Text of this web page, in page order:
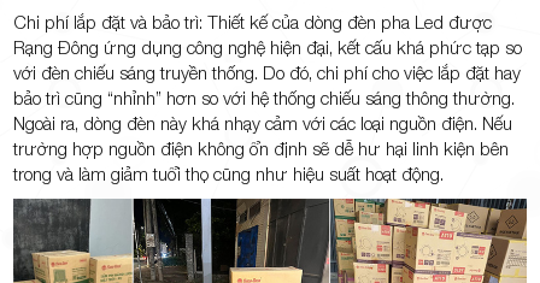
Chi phí lắp đặt và bảo trì: Thiết kế của dòng đèn pha Led được
Rạng Đông ứng dụng công nghệ hiện đại, kết cấu khá phức tạp so
với đèn chiếu sáng truyền thống. Do đó, chi phí cho việc lắp đặt hay
bảo trì cũng “nhỉnh” hơn so với hệ thống chiếu sáng thông thường.
Ngoài ra, dòng đèn này khá nhạy cảm với các loại nguồn điện. Nếu
trường hợp nguồn điện không ổn định sẽ dễ hư hại linh kiện bên
trong và làm giảm tuổi thọ cũng như hiệu suất hoạt động.